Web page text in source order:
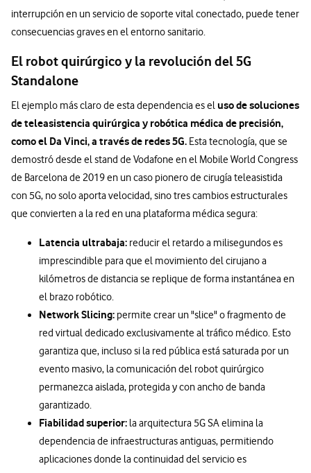
interrupción en un servicio de soporte vital conectado, puede tener
consecuencias graves en el entorno sanitario.
El robot quirúrgico y la revolución del 5G
Standalone
El ejemplo más claro de esta dependencia es el uso de soluciones
de teleasistencia quirúrgica y robótica médica de precisión,
como el Da Vinci, a través de redes 5G. Esta tecnología, que se
demostró desde el stand de Vodafone en el Mobile World Congress
de Barcelona de 2019 en un caso pionero de cirugía teleasistida
con 5G, no solo aporta velocidad, sino tres cambios estructurales
que convierten a la red en una plataforma médica segura:
Latencia ultrabaja: reducir el retardo a milisegundos es
imprescindible para que el movimiento del cirujano a
kilómetros de distancia se replique de forma instantánea en
el brazo robótico.
Network Slicing: permite crear un "slice" o fragmento de
red virtual dedicado exclusivamente al tráfico médico. Esto
garantiza que, incluso si la red pública está saturada por un
evento masivo, la comunicación del robot quirúrgico
permanezca aislada, protegida y con ancho de banda
garantizado.
Fiabilidad superior: la arquitectura 5G SA elimina la
dependencia de infraestructuras antiguas, permitiendo
aplicaciones donde la continuidad del servicio es